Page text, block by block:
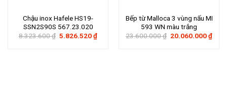
Chậu inox Hafele HS19-
SSN2S90S 567.23.020
8.323.600₫ Giá
5.826.520₫Giá
Bếp từ Malloca 3 vùng nấu MI
593 WN màu trắng
23.600.000₫ Giá
20.060.000₫Giá